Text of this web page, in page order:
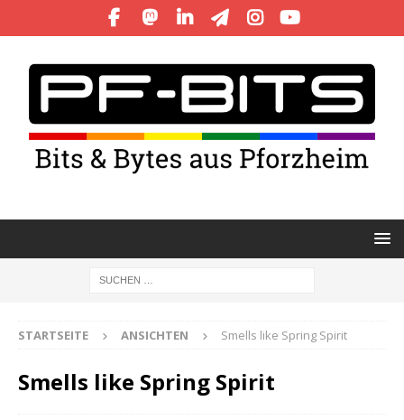
STARTSEITE ANSICHTEN Smells like Spring Spirit
Smells like Spring Spirit